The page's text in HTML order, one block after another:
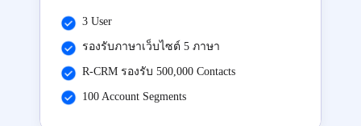
3 User
รองรับภาษาเว็บไซต์ 5 ภาษา
R-CRM รองรับ 500,000 Contacts
100 Account Segments